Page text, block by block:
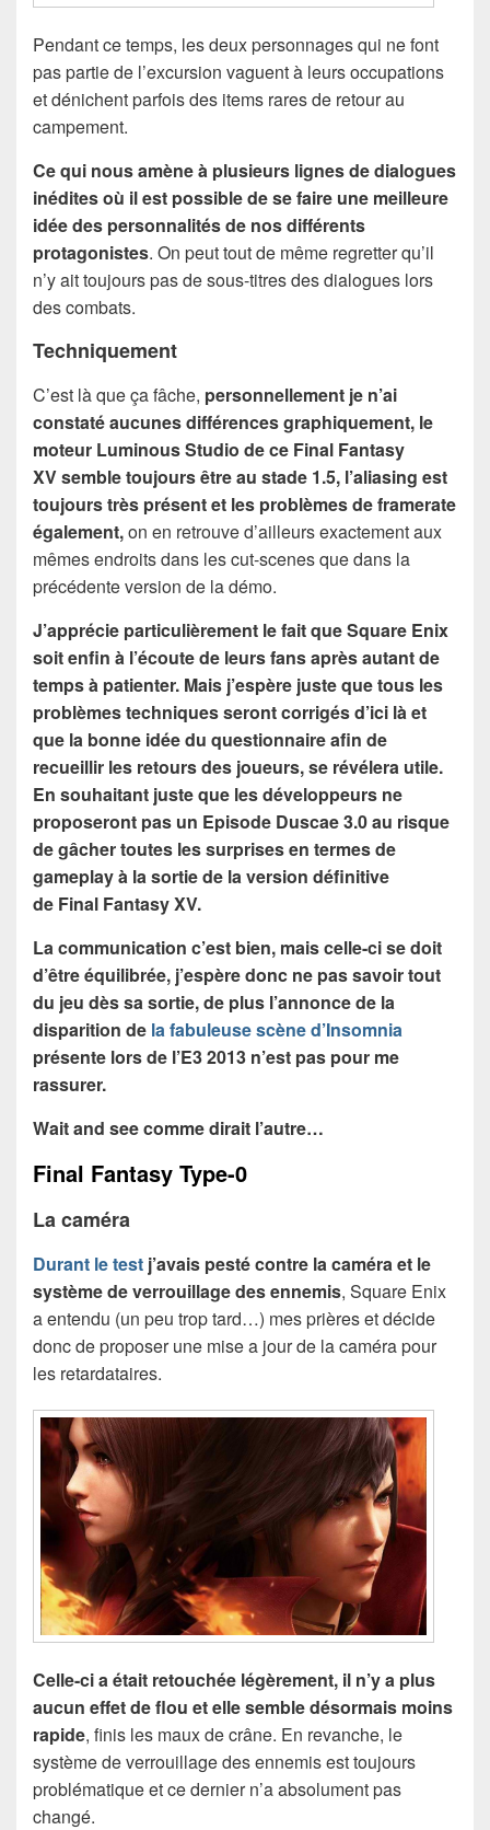
Pendant ce temps, les deux personnages qui ne font
pas partie de l’excursion vaguent à leurs occupations
et dénichent parfois des items rares de retour au
campement.
Ce qui nous amène à plusieurs lignes de dialogues
inédites où il est possible de se faire une meilleure
idée des personnalités de nos différents
protagonistes. On peut tout de même regretter qu’il
n’y ait toujours pas de sous-titres des dialogues lors
des combats.
Techniquement
C’est là que ça fâche, personnellement je n’ai
constaté aucunes différences graphiquement, le
moteur Luminous Studio de ce Final Fantasy
XV semble toujours être au stade 1.5, l’aliasing est
toujours très présent et les problèmes de framerate
également,on en retrouve d’ailleurs exactement aux
mêmes endroits dans les cut-scenes que dans la
précédente version de la démo.
J’apprécie particulièrement le fait que Square Enix
soit enfin à l’écoute de leurs fans après autant de
temps à patienter. Mais j’espère juste que tous les
problèmes techniques seront corrigés d’ici là et
que la bonne idée du questionnaire afin de
recueillir les retours des joueurs, se révélera utile.
En souhaitant juste que les développeurs ne
proposeront pas un Episode Duscae 3.0 au risque
de gâcher toutes les surprises en termes de
gameplay à la sortie de la version définitive
de Final Fantasy XV.
La communication c’est bien, mais celle-ci se doit
d’être équilibrée, j’espère donc ne pas savoir tout
du jeu dès sa sortie, de plus l’annonce de la
disparition de la fabuleuse scène d’Insomnia
présente lors de l’E3 2013 n’est pas pour me
rassurer.
Wait and see comme dirait l’autre…
Final Fantasy Type-0
La caméra
Durant le test j’avais pesté contre la caméra et le
système de verrouillage des ennemis, Square Enix
a entendu (un peu trop tard…) mes prières et décide
donc de proposer une mise a jour de la caméra pour
les retardataires.
Celle-ci a était retouchée légèrement, il n’y a plus
aucun effet de flou et elle semble désormais moins
rapide, finis les maux de crâne. En revanche, le
système de verrouillage des ennemis est toujours
problématique et ce dernier n’a absolument pas
changé.